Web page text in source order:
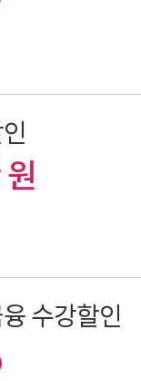
수강할인